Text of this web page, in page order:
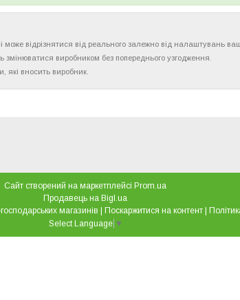
може відрізнятися від реального залежно від налаштувань
змінюватися виробником без попереднього узгодження.
які вносить виробник.
Сайт створений на маркетплейсі Prom.ua
Продавець на Bigl.ua
Поскаржитися на контент
Select Language ▼